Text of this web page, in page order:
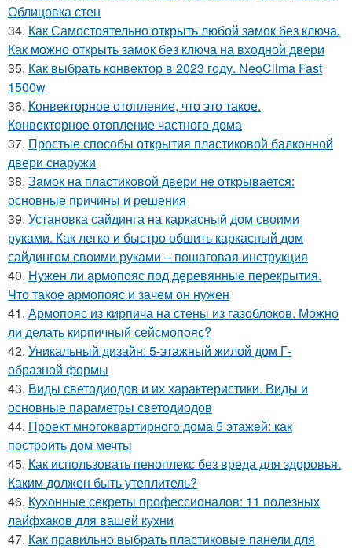
Облицовка стен
34. Как Самостоятельно открыть любой замок без ключа.
Как можно открыть замок без ключа на входной двери
35. Как выбрать конвектор в 2023 году. NeoClima Fast
1500w
36. Конвекторное отопление, что это такое.
Конвекторное отопление частного дома
37. Простые способы открытия пластиковой балконной
двери снаружи
38. Замок на пластиковой двери не открывается:
основные причины и решения
39. Установка сайдинга на каркасный дом своими
руками. Как легко и быстро обшить каркасный дом
сайдингом своими руками – пошаговая инструкция
40. Нужен ли армопояс под деревянные перекрытия.
Что такое армопояс и зачем он нужен
41. Армопояс из кирпича на стены из газоблоков. Можно
ли делать кирпичный сейсмопояс?
42. Уникальный дизайн: 5-этажный жилой дом Г-
образной формы
43. Виды светодиодов и их характеристики. Виды и
основные параметры светодиодов
44. Проект многоквартирного дома 5 этажей: как
построить дом мечты
45. Как использовать пеноплекс без вреда для здоровья.
Каким должен быть утеплитель?
46. Кухонные секреты профессионалов: 11 полезных
лайфхаков для вашей кухни
47. Как правильно выбрать пластиковые панели для